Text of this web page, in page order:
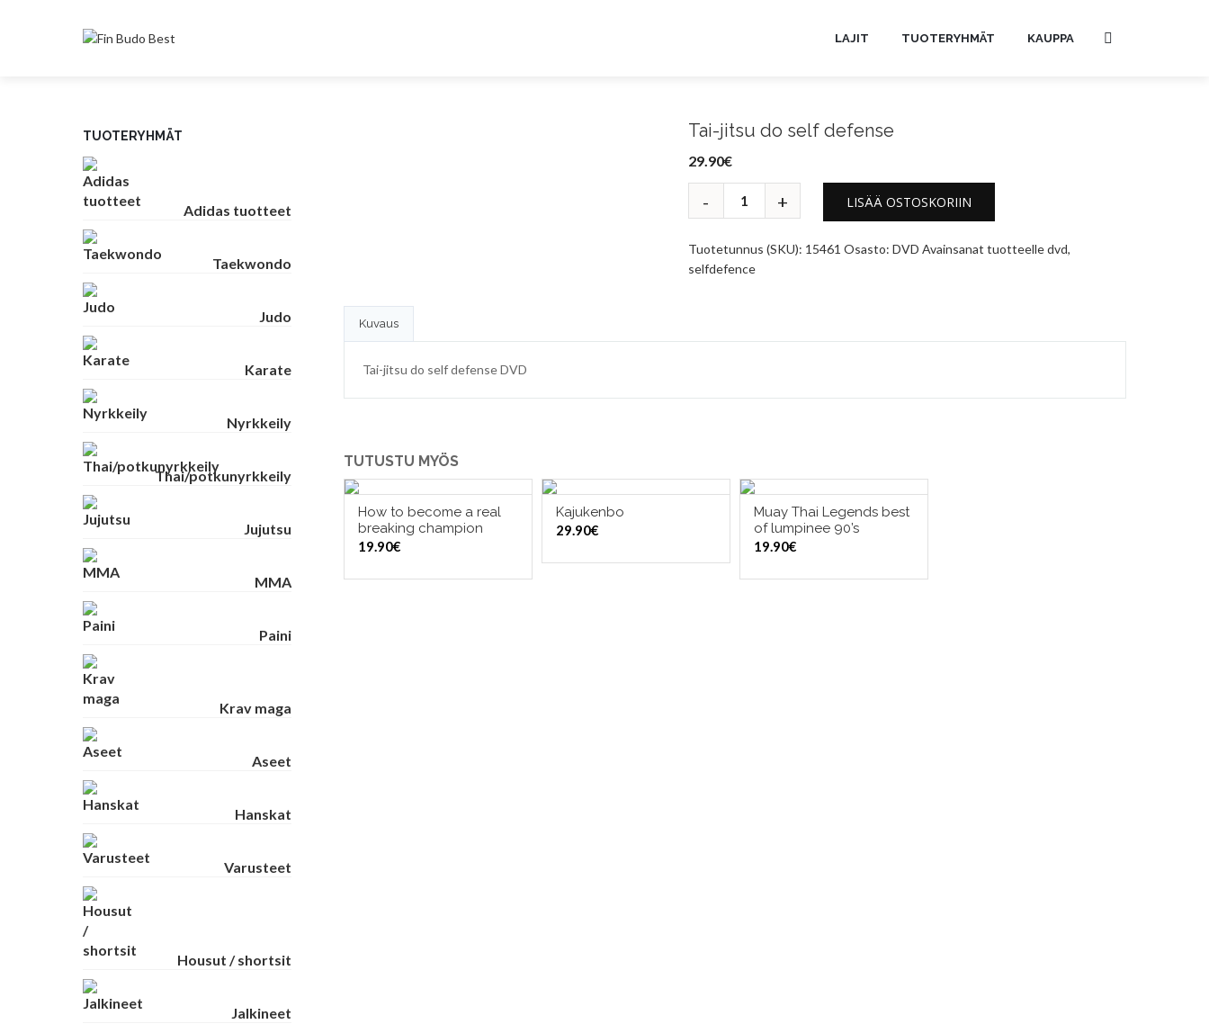
LAJIT TUOTERYHMÄT KAUPPA
Tai-jitsu do self defense
29.90€
LISÄÄ OSTOSKORIIN
Tuotetunnus (SKU): 15461 Osasto: DVD Avainsanat tuotteelledvd,
selfdefence
Kuvaus
Tai-jitsu do self defense DVD
TUTUSTU MYÖS
LISÄÄ OSTOSKORIIN
How to become a real
breaking champion
19.90€
LISÄÄ OSTOSKORIIN
Kajukenbo
29.90€
LISÄÄ OSTOSKORIIN
Muay Thai Legends best
of lumpinee 90’s
19.90€
TUOTERYHMÄT
Adidas tuotteet
Taekwondo
Judo
Karate
Nyrkkeily
Thai/potkunyrkkeily
Jujutsu
MMA
Paini
Krav maga
Aseet
Hanskat
Varusteet
Housut / shortsit
Jalkineet